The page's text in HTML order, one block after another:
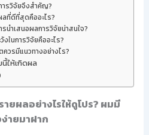
ารวิจัยจึงสำคัญ?
ที่ดีที่สุดคืออะไร?
รนำเสนอผลการวิจัยน่าสนใจ?
ในการวิจัยคืออะไร?
ควรมีแนวทางอย่างไร?
ให้เกิดผล
ยผลอย่างไรให้ดูโปร? ผมมี
ายมาฝาก